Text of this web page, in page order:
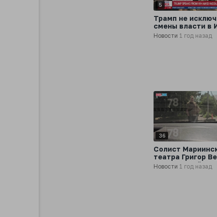
5
Трамп не
смены власти в
заявив, что
случиться «все
Новости 1 год назад
36
Солист
театра Григор
напал на
группу
Новости 1 год назад